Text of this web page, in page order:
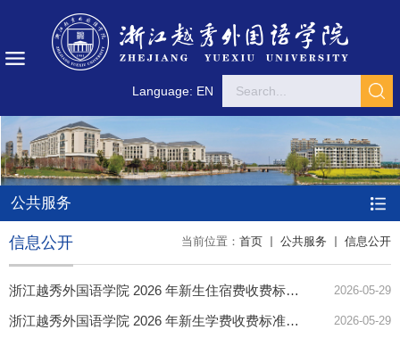
Language: EN
公共服务
当前位置： 首页 公共服务 信息公开
信息公开
浙江越秀外国语学院 2026 年新生住宿费收费标准公示 2026-05-29
浙江越秀外国语学院 2026 年新生学费收费标准公示 2026-05-29